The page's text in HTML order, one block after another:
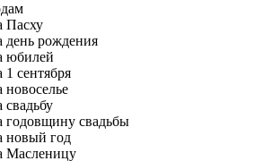
Пасху
день рождения
юбилей
сентября
годовщину свадьбы
новый год
Масленицу